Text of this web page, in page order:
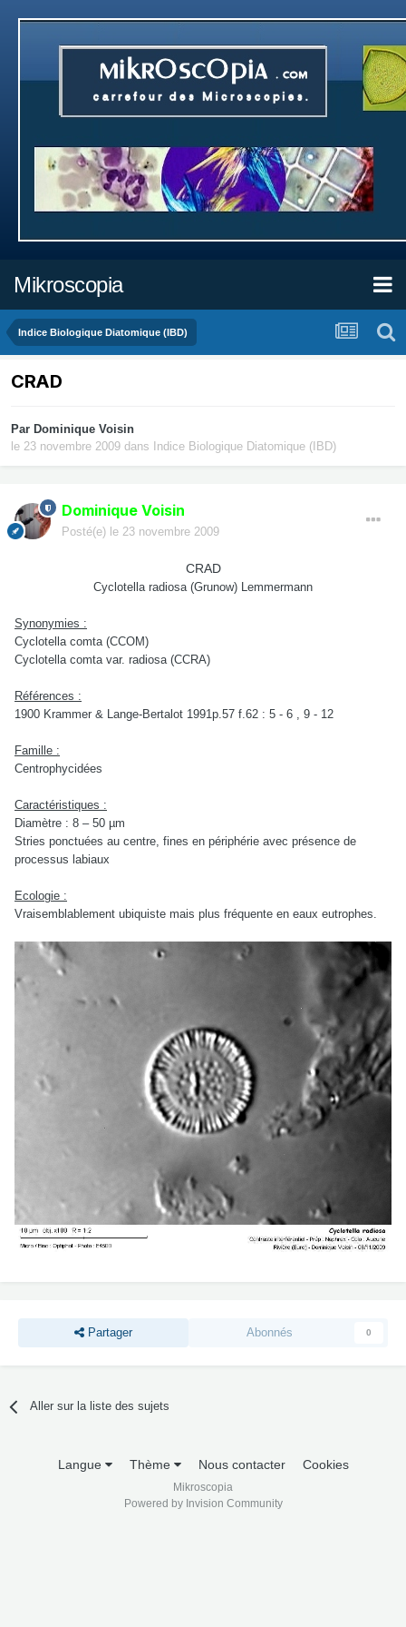
Mikroscopia
Indice Biologique Diatomique (IBD)
CRAD
Par Dominique Voisin
le 23 novembre 2009 dans Indice Biologique Diatomique (IBD)
Dominique Voisin
Posté(e) le 23 novembre 2009
CRAD
Cyclotella radiosa (Grunow) Lemmermann
Synonymies :
Cyclotella comta (CCOM)
Cyclotella comta var. radiosa (CCRA)
Références :
1900 Krammer & Lange-Bertalot 1991p.57 f.62 : 5 - 6 , 9 - 12
Famille :
Centrophycidées
Caractéristiques :
Diamètre : 8 – 50 µm
Stries ponctuées au centre, fines en périphérie avec présence de
processus labiaux
Ecologie :
Vraisemblablement ubiquiste mais plus fréquente en eaux eutrophes.
Partager Abonnés 0
Aller sur la liste des sujets
Langue Thème Nous contacter Cookies
Mikroscopia
Powered by Invision Community